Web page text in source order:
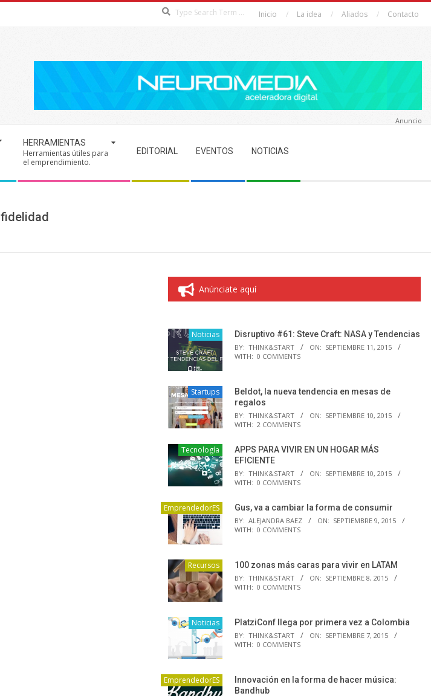
Inicio La idea Aliados Contacto
HERRAMIENTAS
Herramientas útiles para
el emprendimiento.
EDITORIAL EVENTOS NOTICIAS
Anuncio
fidelidad
Anúnciate aquí
Noticias Disruptivo #61: Steve Craft: NASA y Tendencias
BY: THINK&START ON: SEPTIEMBRE 11, 2015
WITH: 0 COMMENTS
Startups
Beldot, la nueva tendencia en mesas de
regalos
BY: THINK&START ON: SEPTIEMBRE 10, 2015
WITH: 2 COMMENTS
Tecnología
APPS PARA VIVIR EN UN HOGAR MÁS
EFICIENTE
BY: THINK&START ON: SEPTIEMBRE 10, 2015
WITH: 0 COMMENTS
EmprendedorES Gus, va a cambiar la forma de consumir
BY: ALEJANDRA BAEZ ON: SEPTIEMBRE 9, 2015
WITH: 0 COMMENTS
Recursos 100 zonas más caras para vivir en LATAM
BY: THINK&START ON: SEPTIEMBRE 8, 2015
WITH: 0 COMMENTS
Noticias PlatziConf llega por primera vez a Colombia
BY: THINK&START ON: SEPTIEMBRE 7, 2015
WITH: 0 COMMENTS
EmprendedorES
Innovación en la forma de hacer música:
Bandhub